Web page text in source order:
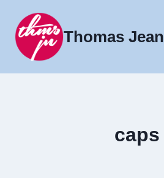
indhold
Thomas Jean
caps